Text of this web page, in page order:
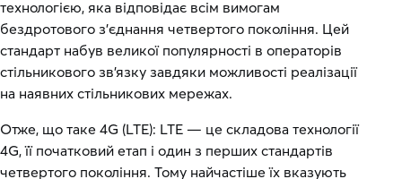
технологією, яка відповідає всім вимогам
бездротового з'єднання четвертого покоління. Цей
стандарт набув великої популярності в операторів
стільникового зв'язку завдяки можливості реалізації
на наявних стільникових мережах.
Отже, що таке 4G (LTE): LTE — це складова технології
4G, її початковий етап і один з перших стандартів
четвертого покоління. Тому найчастіше їх вказують